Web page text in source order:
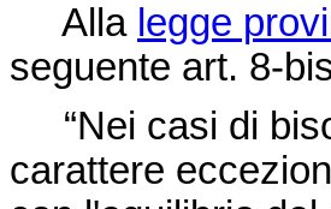
Alla legge
seguente art. 8-
“Nei casi di
carattere